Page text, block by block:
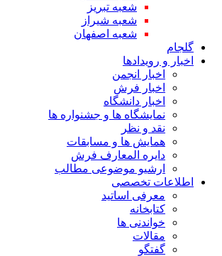
شعبه تبریز
شعبه شیراز
شعبه اصفهان
گلجام
اخبار و رویدادها
اخبار انجمن
اخبار فرش
اخبار دانشگاه
نمایشگاه ها و جشنواره ها
نقد و نظر
همایش ها و مسابقات
دایره المعارف فرش
ارشیو موضوعی مطالب
اطلاعات تخصصی
معرفی اساتید
کتابخانه
خواندنی ها
مقالات
گفتگو